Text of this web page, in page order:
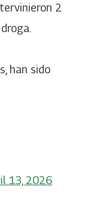
2
han sido
13, 2026